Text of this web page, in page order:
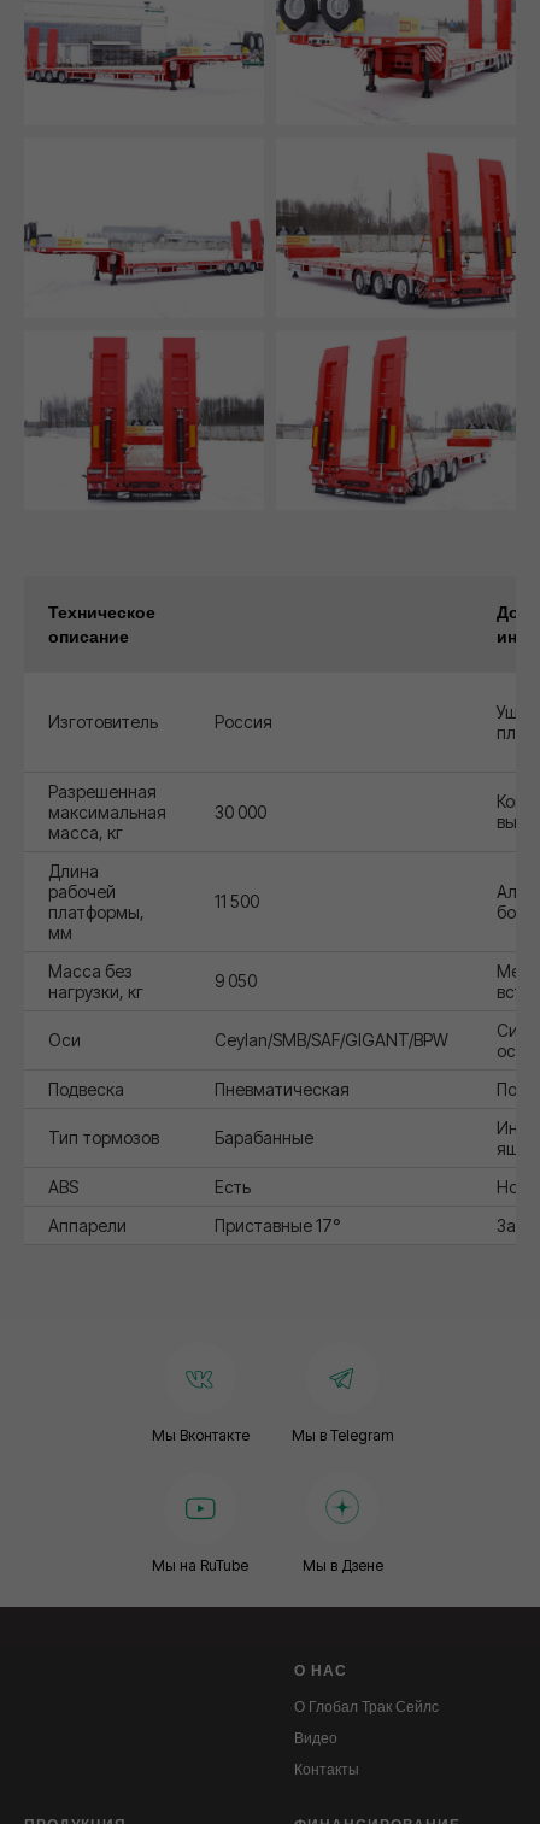
Техническое
описание
Изготовитель Россия
Разрешенная
максимальная
масса, кг
30 000
Длина
рабочей
платформы,
мм
11 500
Масса без
нагрузки, кг
9 050
Оси Ceylan/SMB/SAF/GIGANT/BPW
Подвеска
Пневматическая
Тип тормозов Барабанные
ящик
ABS
Есть
Аппарели
Приставные 17°
Мы Вконтакте Мы в Telegram
Мы на RuTube Мы в Дзене
О НАС
О Глобал Трак Сейлс
Видео
Контакты